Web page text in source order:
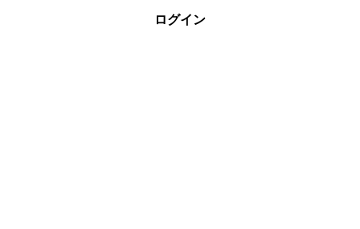
ログイン